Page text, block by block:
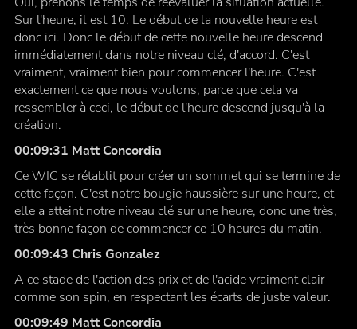
Sur l'heure, il est 10. Le début de la nouvelle heure est
donc ici. Donc le début de cette nouvelle heure descend
immédiatement dans notre niveau clé, d'accord. C'est
vraiment, vraiment bien pour commencer l'heure. C'est
exactement ce que nous voulons, parce que cela va
ressembler à ceci, le début de l'heure descend jusqu'à la
création.
00:09:31 Matt Concordia
Ce WIC se rétablit pour créer un sommet qui se termine de
cette façon. C'est notre bougie haussière sur une heure, et
elle a atteint notre niveau clé sur une heure, donc une très,
très bonne façon de commencer ce 10 heures du matin.
00:09:43 Chris Gonzalez
A ce stade de l'action des prix et de l'acide vraiment clair
comme son spin, en respectant les écarts de juste valeur.
00:09:49 Matt Concordia